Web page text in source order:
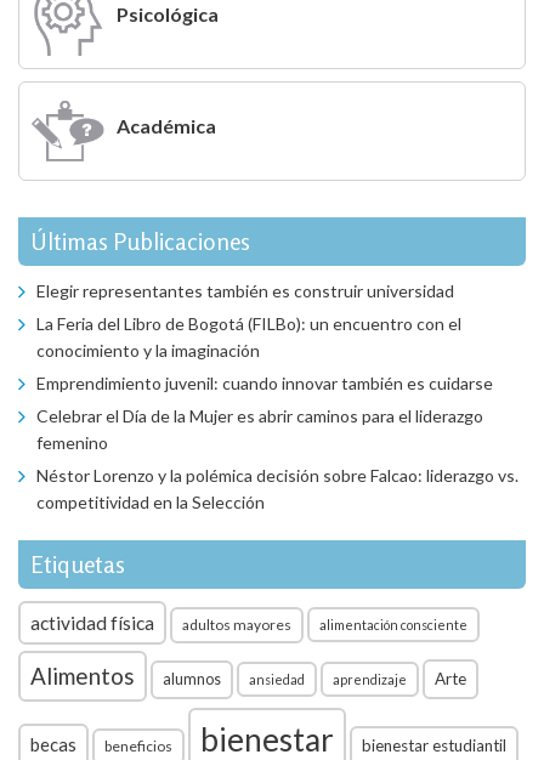
Psicológica
Académica
Últimas Publicaciones
Elegir representantes también es construir universidad
La Feria del Libro de Bogotá (FILBo): un encuentro con el
conocimiento y la imaginación
Emprendimiento juvenil: cuando innovar también es cuidarse
Celebrar el Día de la Mujer es abrir caminos para el liderazgo
femenino
Néstor Lorenzo y la polémica decisión sobre Falcao: liderazgo vs.
competitividad en la Selección
Etiquetas
actividad física adultos mayores alimentación consciente
Alimentos alumnos ansiedad aprendizaje Arte
becas beneficios bienestar bienestar estudiantil